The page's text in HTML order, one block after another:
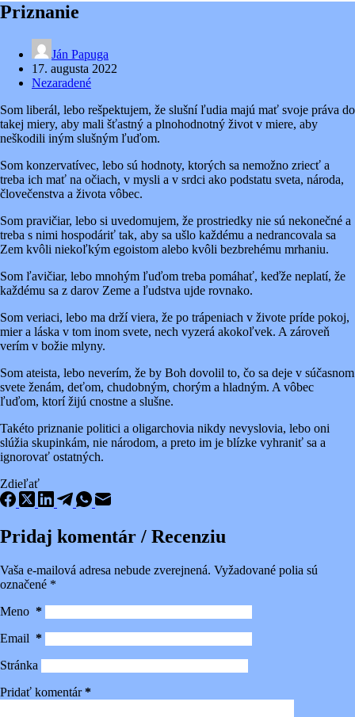
Priznanie
Ján Papuga
17. augusta 2022
Nezaradené
Som liberál, lebo rešpektujem, že slušní ľudia majú mať svoje práva do
takej miery, aby mali šťastný a plnohodnotný život v miere, aby
neškodili iným slušným ľuďom.
Som konzervatívec, lebo sú hodnoty, ktorých sa nemožno zriecť a
treba ich mať na očiach, v mysli a v srdci ako podstatu sveta, národa,
človečenstva a života vôbec.
Som pravičiar, lebo si uvedomujem, že prostriedky nie sú nekonečné a
treba s nimi hospodáriť tak, aby sa ušlo každému a nedrancovala sa
Zem kvôli niekoľkým egoistom alebo kvôli bezbrehému mrhaniu.
Som ľavičiar, lebo mnohým ľuďom treba pomáhať, keďže neplatí, že
každému sa z darov Zeme a ľudstva ujde rovnako.
Som veriaci, lebo ma drží viera, že po trápeniach v živote príde pokoj,
mier a láska v tom inom svete, nech vyzerá akokoľvek. A zároveň
verím v božie mlyny.
Som ateista, lebo neverím, že by Boh dovolil to, čo sa deje v súčasnom
svete ženám, deťom, chudobným, chorým a hladným. A vôbec
ľuďom, ktorí žijú cnostne a slušne.
Takéto priznanie politici a oligarchovia nikdy nevyslovia, lebo oni
slúžia skupinkám, nie národom, a preto im je blízke vyhraniť sa a
ignorovať ostatných.
Zdieľať
Pridaj komentár / Recenziu
Vaša e-mailová adresa nebude zverejnená. Vyžadované polia sú
označené *
Meno *
Email *
Stránka
Pridať komentár*